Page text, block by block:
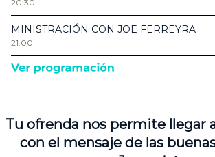
Tu ofrenda nos permite llegar
con el mensaje de las